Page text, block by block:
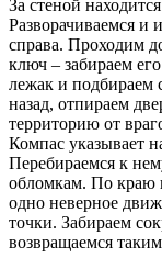
За стеной
Разворачиваемся и
справа. Проходим
ключ – забираем
лежак и
назад, отпираем
территорию от
Компас указывает
Перебираемся к
обломкам. По краю
одно неверное
точки. Забираем
возвращаемся